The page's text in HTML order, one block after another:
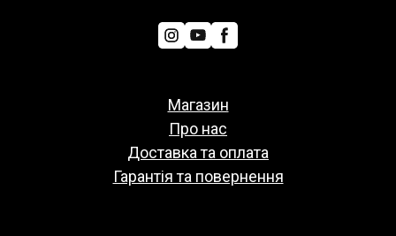
Магазин
Про нас
Доставка та оплата
Гарантія та повернення